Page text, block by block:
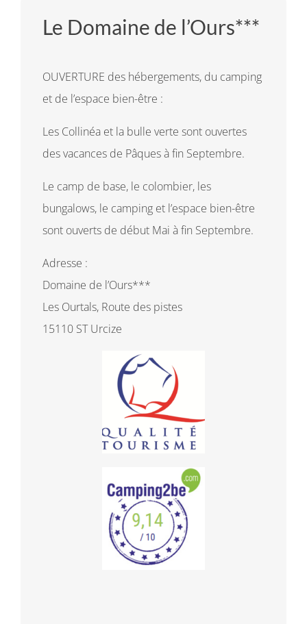
Le Domaine de l’Ours***
OUVERTURE des hébergements, du camping
et de l’espace bien-être :
Les Collinéa et la bulle verte sont ouvertes
des vacances de Pâques à fin Septembre.
Le camp de base, le colombier, les
bungalows, le camping et l’espace bien-être
sont ouverts de début Mai à fin Septembre.
Adresse :
Domaine de l’Ours***
Les Ourtals, Route des pistes
15110 ST Urcize